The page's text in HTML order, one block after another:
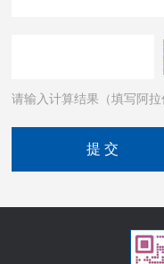
请输入计算结果（填写阿